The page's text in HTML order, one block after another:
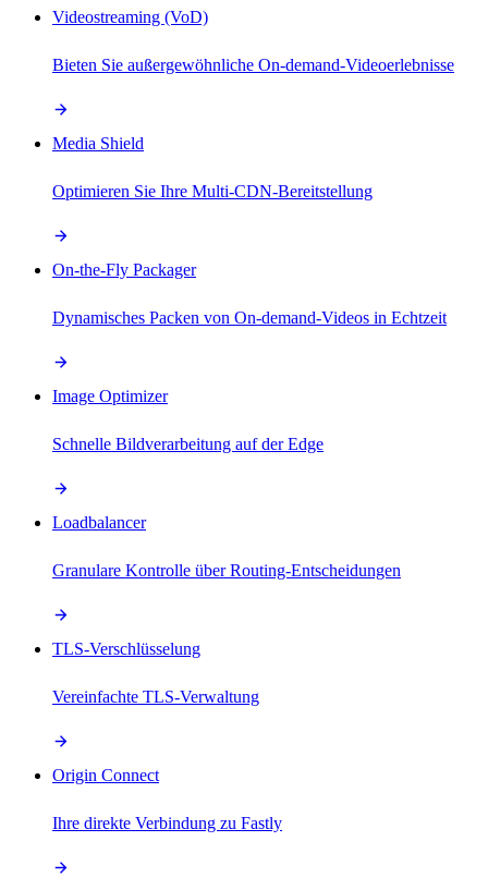
Videostreaming (VoD)
Bieten Sie außergewöhnliche On-demand-Videoerlebnisse
Media Shield
Optimieren Sie Ihre Multi-CDN-Bereitstellung
On-the-Fly Packager
Dynamisches Packen von On-demand-Videos in Echtzeit
Image Optimizer
Schnelle Bildverarbeitung auf der Edge
Loadbalancer
Granulare Kontrolle über Routing-Entscheidungen
TLS-Verschlüsselung
Vereinfachte TLS-Verwaltung
Origin Connect
Ihre direkte Verbindung zu Fastly